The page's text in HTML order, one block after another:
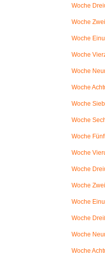
Woche
Woche
Woche
Woche
Woche
Woche
Woche
Woche
Woche
Woche
Woche
Woche
Woche
Woche
Woche
Woche